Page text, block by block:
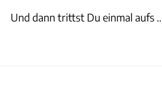
Und dann trittst Du einmal aufs